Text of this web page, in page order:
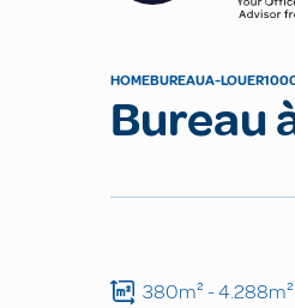
HOMEBUREAUA-LOUER
Bureau
380m²- 4.288m²